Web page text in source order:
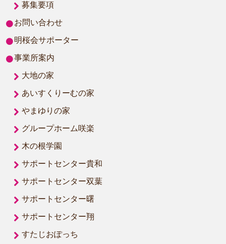
募集要項
お問い合わせ
明桜会サポーター
事業所案内
大地の家
あいすくりーむの家
やまゆりの家
グループホーム咲楽
木の根学園
サポートセンター貴和
サポートセンター双葉
サポートセンター曙
サポートセンター翔
すたじおぽっち